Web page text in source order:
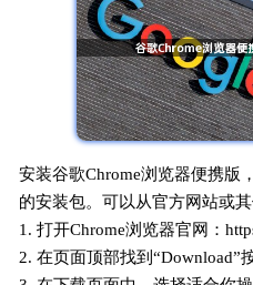
安装谷歌Chrome浏览器便携版
的安装包。可以从官方网站或
1. 打开Chrome浏览器官网：
2. 在页面顶部找到“Download”